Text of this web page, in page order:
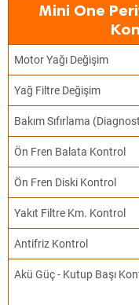
Mini One
Motor Yağı Değişim
Yağ Filtre Değişim
Bakım Sıfırlama
Ön Fren Balata Kontrol
Ön Fren Diski Kontrol
Yakıt Filtre Km. Kontrol
Antifriz Kontrol
Akü Güç - Kutup Başı